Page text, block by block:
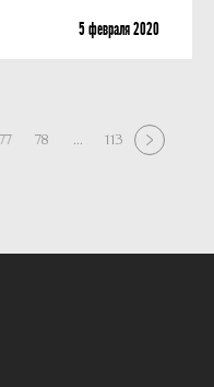
5 февраля 2020
77 78 ... 113